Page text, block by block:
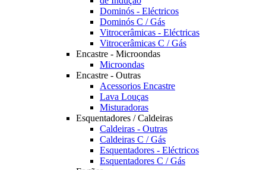
Dominós - Eléctricos
Dominós C / Gás
Vitrocerâmicas - Eléctricas
Vitrocerâmicas C / Gás
Encastre - Microondas
Microondas
Encastre - Outras
Acessorios Encastre
Lava Louças
Misturadoras
Esquentadores / Caldeiras
Caldeiras - Outras
Caldeiras C / Gás
Esquentadores - Eléctricos
Esquentadores C / Gás